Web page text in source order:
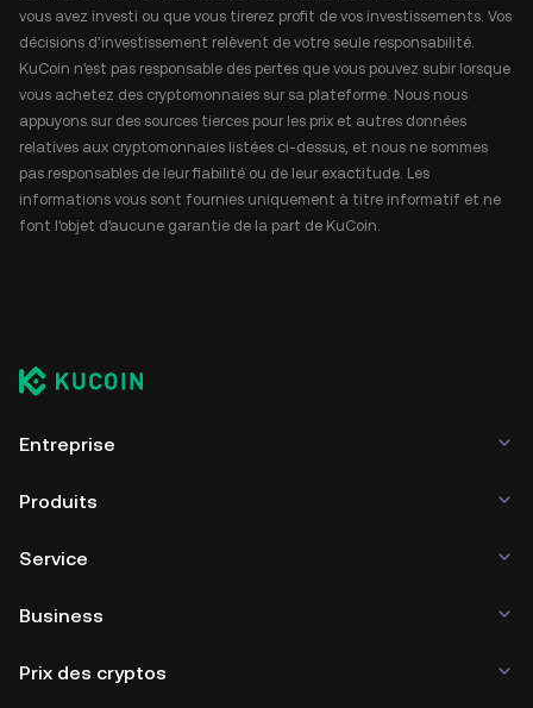
vous avez investi ou que vous tirerez profit de vos investissements. Vos
décisions d'investissement relèvent de votre seule responsabilité.
KuCoin n'est pas responsable des pertes que vous pouvez subir lorsque
vous achetez des cryptomonnaies sur sa plateforme. Nous nous
appuyons sur des sources tierces pour les prix et autres données
relatives aux cryptomonnaies listées ci-dessus, et nous ne sommes
pas responsables de leur fiabilité ou de leur exactitude. Les
informations vous sont fournies uniquement à titre informatif et ne
font l'objet d'aucune garantie de la part de KuCoin.
Entreprise
Produits
Service
Business
Prix des cryptos